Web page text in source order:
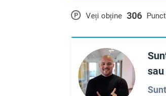
P Veți obține 306